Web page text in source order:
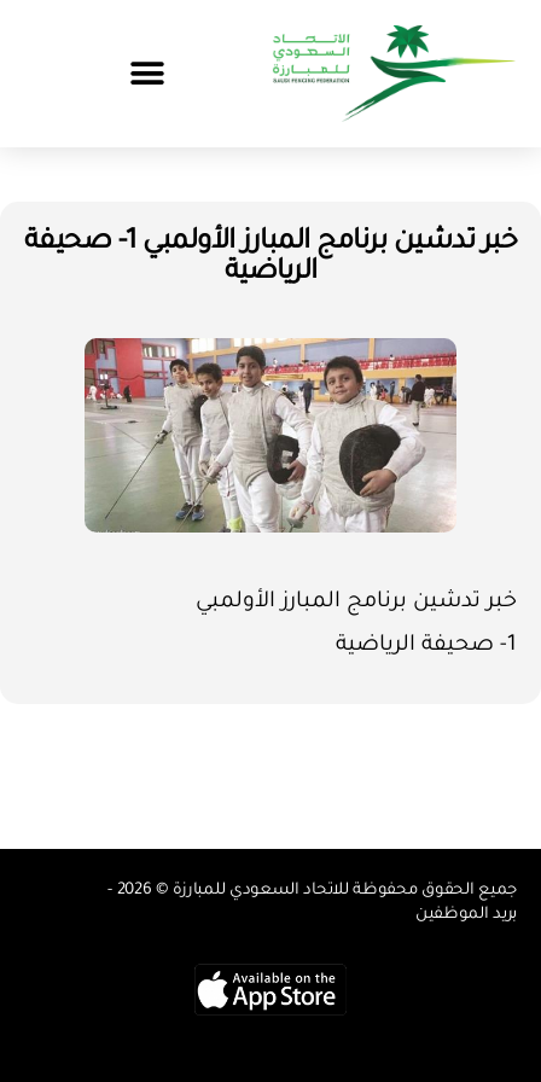
خبر تدشين برنامج المبارز الأولمبي 1- صحيفة
الرياضية
خبر تدشين برنامج المبارز الأولمبي
1- صحيفة الرياضية
جميع الحقوق محفوظة للاتحاد السعودي للمبارزة © 2026 -
بريد الموظفين